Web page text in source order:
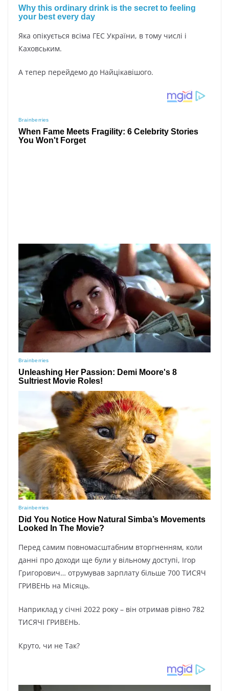
Яка опікується всіма ГЕС України, в тому числі і
Каховським.
А тепер перейдемо до Найцікавішого.
Перед самим повномасштабним вторгненням, коли
данні про доходи ще були у вільному доступі, Ігор
Григорович… отрумував зарплату більше 700 ТИСЯЧ
ГРИВЕНЬ на Місяць.
Наприклад у січні 2022 року – він отримав рівно 782
ТИСЯЧІ ГРИВЕНЬ.
Круто, чи не Так?